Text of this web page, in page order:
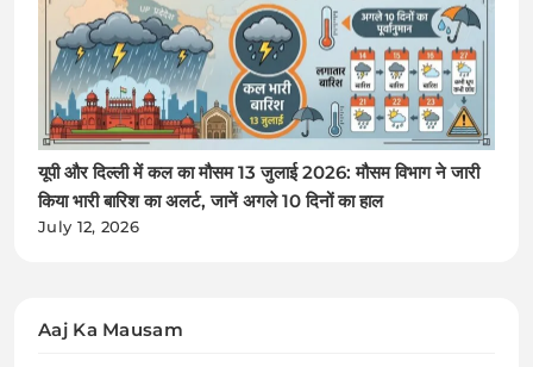
यूपी और दिल्ली में कल का मौसम 13 जुलाई 2026: मौसम विभाग ने जारी
किया भारी बारिश का अलर्ट, जानें अगले 10 दिनों का हाल
July 12, 2026
Aaj Ka Mausam